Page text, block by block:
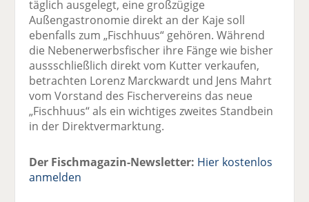
täglich ausgelegt, eine großzügige
Außengastronomie direkt an der Kaje soll
ebenfalls zum „Fischhuus“ gehören. Während
die Nebenerwerbsfischer ihre Fänge wie bisher
aussschließlich direkt vom Kutter verkaufen,
betrachten Lorenz Marckwardt und Jens Mahrt
vom Vorstand des Fischervereins das neue
„Fischhuus“ als ein wichtiges zweites Standbein
in der Direktvermarktung.
Der Fischmagazin-Newsletter: Hier kostenlos
anmelden